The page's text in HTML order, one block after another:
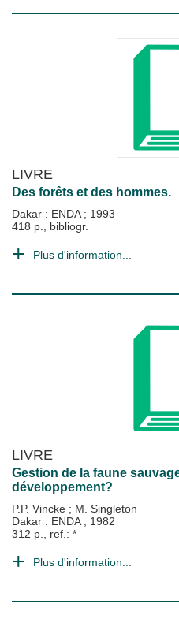
LIVRE
Des forêts et des hommes.
Dakar : ENDA ; 1993
418 p., bibliogr.
Plus d'information...
LIVRE
Gestion de la faune
développement?
P.P. Vincke ; M. Singleton
Dakar : ENDA ; 1982
312 p., ref.: *
Plus d'information...